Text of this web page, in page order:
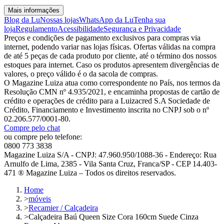
Mais informações
Blog da LuNossas lojasWhatsApp da LuTenha sua
lojaRegulamentoAcessibilidadeSegurança e Privacidade
Preços e condições de pagamento exclusivos para compras via
internet, podendo variar nas lojas físicas. Ofertas válidas na compra
de até 5 peças de cada produto por cliente, até o término dos nossos
estoques para internet. Caso os produtos apresentem divergências de
valores, o preço válido é o da sacola de compras.
O Magazine Luiza atua como correspondente no País, nos termos da
Resolução CMN nº 4.935/2021, e encaminha propostas de cartão de
crédito e operações de crédito para a Luizacred S.A Sociedade de
Crédito, Financiamento e Investimento inscrita no CNPJ sob o nº
02.206.577/0001-80.
Compre pelo chat
ou compre pelo telefone:
0800 773 3838
Magazine Luiza S/A - CNPJ: 47.960.950/1088-36 - Endereço: Rua
Arnulfo de Lima, 2385 - Vila Santa Cruz, Franca/SP - CEP 14.403-
471 ® Magazine Luiza – Todos os direitos reservados.
Home
>móveis
>Recamier / Calçadeira
>Calçadeira Baú Queen Size Cora 160cm Suede Cinza